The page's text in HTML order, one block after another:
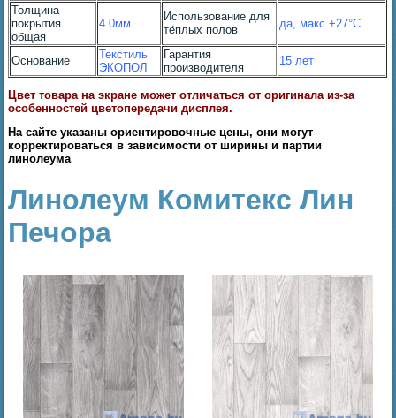
Толщина
покрытия
общая
4.0мм
Использование для
тёплых полов
да, макс.+27°С
Основание
Текстиль
ЭКОПОЛ
Гарантия
производителя
15 лет
Цвет товара на экране может отличаться от оригинала из-за
особенностей цветопередачи дисплея.
На сайте указаны ориентировочные цены, они могут
корректироваться в зависимости от ширины и партии
линолеума
Линолеум Комитекс Лин
Печора